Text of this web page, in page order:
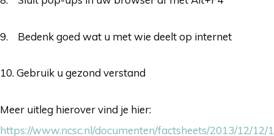
9. Bedenk goed wat u met wie deelt op internet
10. Gebruik u gezond verstand
Meer uitleg hierover vind je hier:
https://www.ncsc.nl/documenten/factsheets/2013/12/12/1